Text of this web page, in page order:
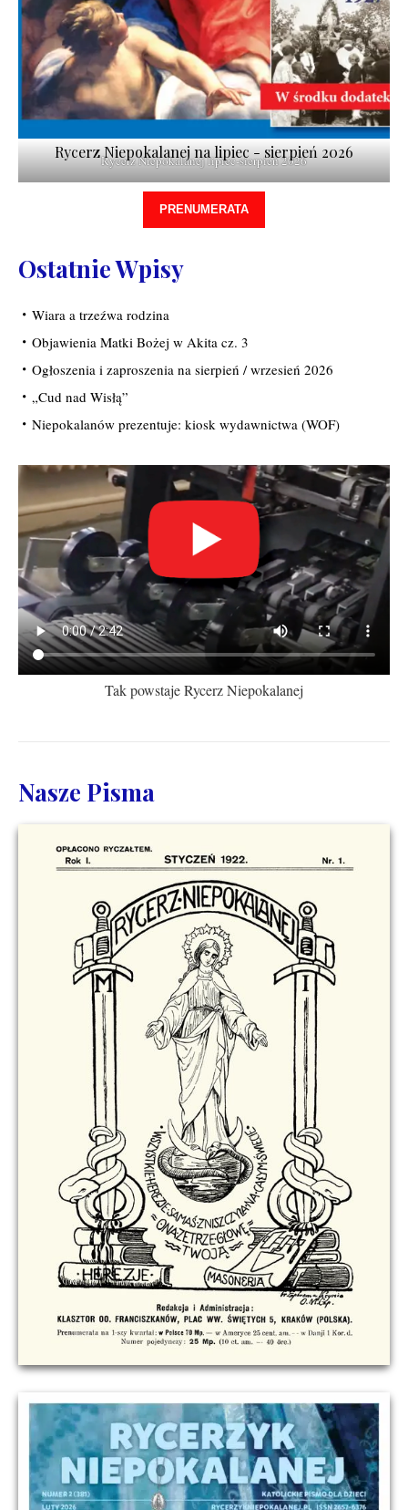
Rycerz Niepokalanej lipiec-sierpień 2026
Rycerz Niepokalanej na lipiec - sierpień 2026
PRENUMERATA
Ostatnie Wpisy
Wiara a trzeźwa rodzina
Objawienia Matki Bożej w Akita cz. 3
Ogłoszenia i zaproszenia na sierpień / wrzesień 2026
„Cud nad Wisłą”
Niepokalanów prezentuje: kiosk wydawnictwa (WOF)
Tak powstaje Rycerz Niepokalanej
Nasze Pisma